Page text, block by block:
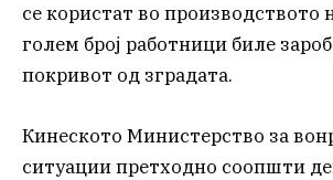
се користат во производството
голем број работници биле
покривот од зградата.
Кинеското Министерство за
ситуации претходно соопшти